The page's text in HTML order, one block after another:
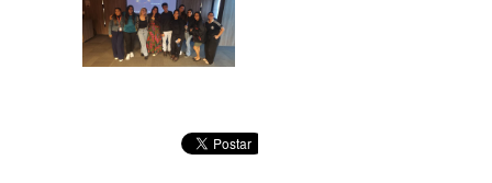
SCE Sul Trecho 1, Conj. 9 - Avenida das Nações Brasília (DF)
Fone: (61) 3242-9052